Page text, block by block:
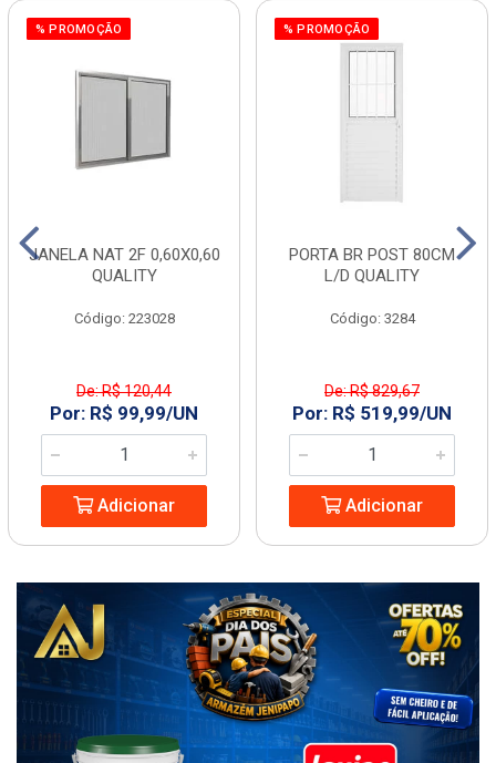
% PROMOÇÃO
JANELA NAT 2F 0,60X0,60
QUALITY
Código: 223028
De: R$ 120,44
Por: R$ 99,99/UN
Adicionar
% PROMOÇÃO
PORTA BR POST 80CM
L/D QUALITY
Código: 3284
De: R$ 829,67
Por: R$ 519,99/UN
Adicionar